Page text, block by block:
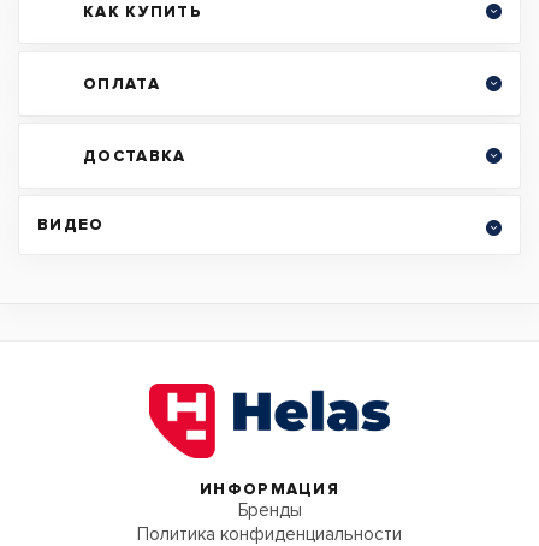
КАК КУПИТЬ
ОПЛАТА
ДОСТАВКА
ВИДЕО
ИНФОРМАЦИЯ
Бренды
Политика конфиденциальности